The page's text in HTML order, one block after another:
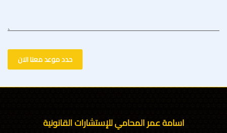
حدد موعد معنا الان
اسامة عمر المحامي للإستشارات القانونية